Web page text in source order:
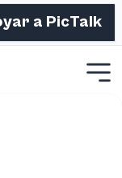
a PicTalk